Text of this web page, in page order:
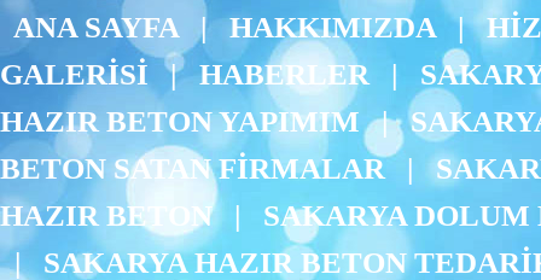
ANA SAYFA |HAKKIMIZDA |
GALERİSİ |HABERLER |
HAZIR BETON YAPIMIM|
BETON SATAN FİRMALAR|
HAZIR BETON| SAKARYA
| SAKARYA HAZIR BETON